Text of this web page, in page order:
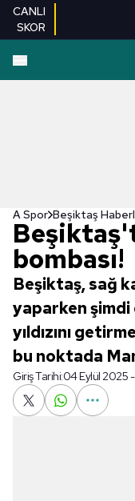
CANLI
SKOR
A Spor Beşiktaş
bombası!
Beşiktaş, sağ
yaparken
yıldızını
bu noktada
Giriş Tarihi:04 Eylül 2025